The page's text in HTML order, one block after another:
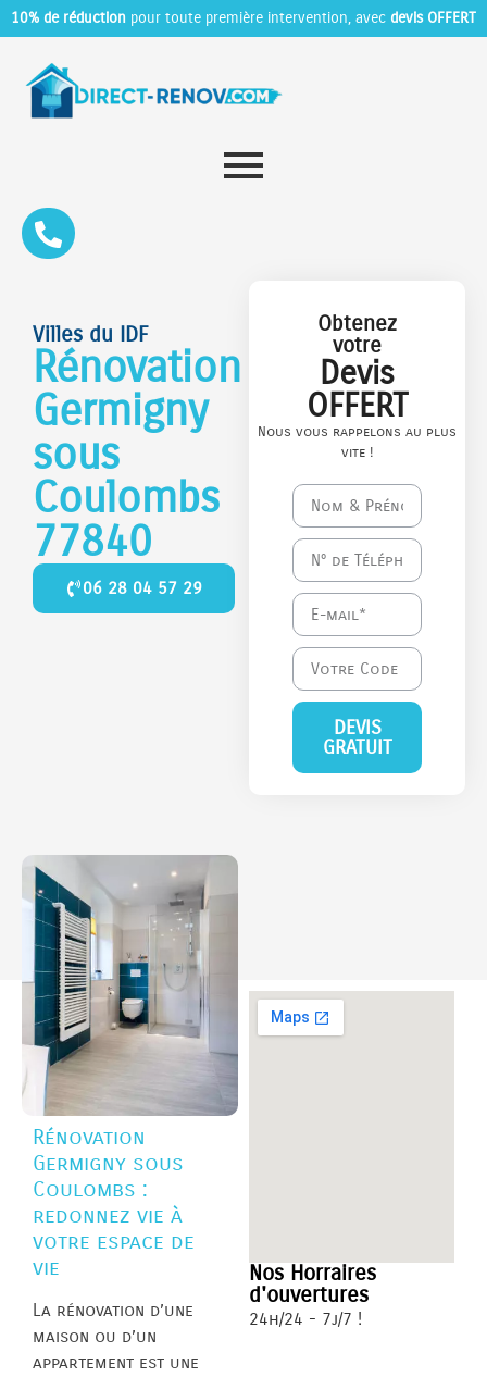
10% de réduction pour toute première intervention, avec devis OFFERT
Villes du IDF
Rénovation
Germigny
sous
Coulombs
77840
06 28 04 57 29
Obtenez
votre
Devis
OFFERT
Nous vous rappelons au plus
vite !
DEVIS
GRATUIT
Rénovation
Germigny sous
Coulombs :
redonnez vie à
votre espace de
vie
La rénovation d’une
maison ou d’un
appartement est une
Nos Horraires
d'ouvertures
24h/24 - 7j/7 !